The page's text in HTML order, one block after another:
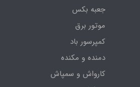
جعبه بکس
موتور برق
کمپرسور باد
دمنده و مکنده
کارواش و سمپاش